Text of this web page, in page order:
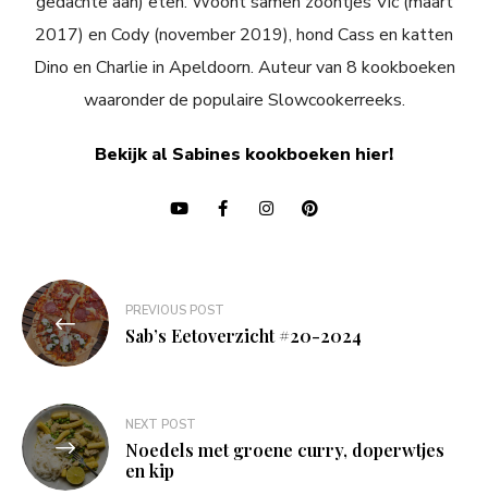
2017) en Cody (november 2019), hond Cass en katten
Dino en Charlie in Apeldoorn. Auteur van 8 kookboeken
waaronder de populaire Slowcookerreeks.
Bekijk al Sabines kookboeken hier!
Bericht
navigatie
PREVIOUS POST
Sab’s Eetoverzicht #20-2024
NEXT POST
Noedels met groene curry, doperwtjes
en kip